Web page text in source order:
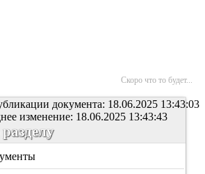
Скоро что то будет...
документа: 18.06.2025 13:43:03
изменение: 18.06.2025 13:43:43